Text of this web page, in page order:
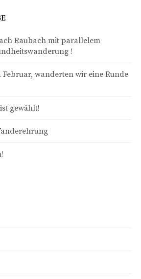
Raubach mit parallelem
!
Februar, wanderten wir eine Runde
gewählt!